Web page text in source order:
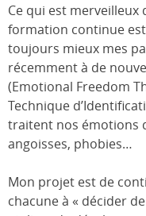
Ce qui est merveilleux
formation continue
toujours mieux mes
récemment à de
(Emotional Freedom
Technique
traitent nos émotions
angoisses, phobies…
Mon projet est de
chacune à « décider